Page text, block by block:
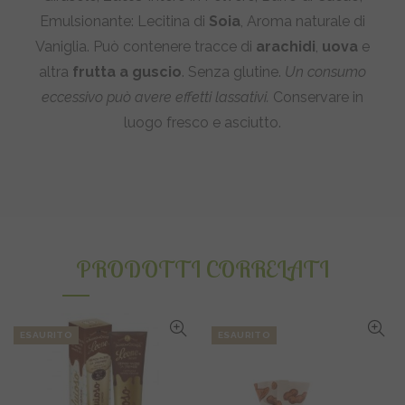
Emulsionante: Lecitina di Soia, Aroma naturale di
Vaniglia. Può contenere tracce di arachidi, uova e
altra frutta a guscio. Senza glutine. Un consumo
eccessivo può avere effetti lassativi. Conservare in
luogo fresco e asciutto.
PRODOTTI CORRELATI
ESAURITO ESAURITO